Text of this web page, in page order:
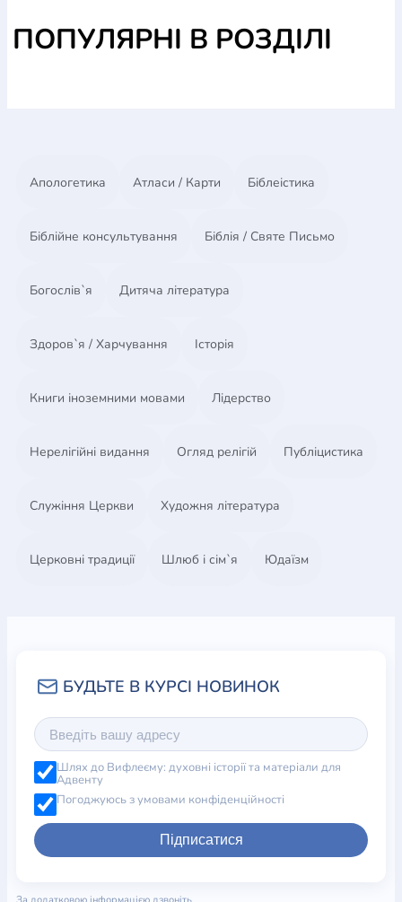
ПОПУЛЯРНІ В РОЗДІЛІ
Апологетика Атласи / Карти Біблеістика
Біблійне консультування Біблія / Святе Письмо
Богослів`я Дитяча література
Здоров`я / Харчування Історія
Книги іноземними мовами Лідерство
Нерелігійні видання Огляд релігій Публіцистика
Служіння Церкви Художня література
Церковні традиції Шлюб і сім`я Юдаїзм
Шлях до Вифлеєму: духовні історії та матеріали для
Адвенту
Погоджуюсь з умовами конфіденційності
Підписатися